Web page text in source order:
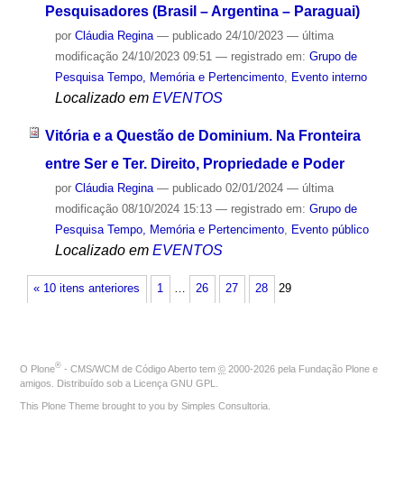
Pesquisadores (Brasil – Argentina – Paraguai)
por Cláudia Regina — publicado24/10/2023 — última
modificação24/10/2023 09:51 — registrado em: Grupo de
Pesquisa Tempo, Memória e Pertencimento, Evento interno
Localizado em EVENTOS
Vitória e a Questão de Dominium. Na Fronteira
entre Ser e Ter. Direito, Propriedade e Poder
por Cláudia Regina — publicado02/01/2024 — última
modificação08/10/2024 15:13 — registrado em: Grupo de
Pesquisa Tempo, Memória e Pertencimento, Evento público
Localizado em EVENTOS
« 10 itens anteriores 1 … 26 27 28 29
O Plone® - CMS/WCM de Código Aberto tem © 2000-2026 pela Fundação Plone e
amigos. Distribuído sob a Licença GNU GPL
This Plone Theme brought to you by Simples Consultoria